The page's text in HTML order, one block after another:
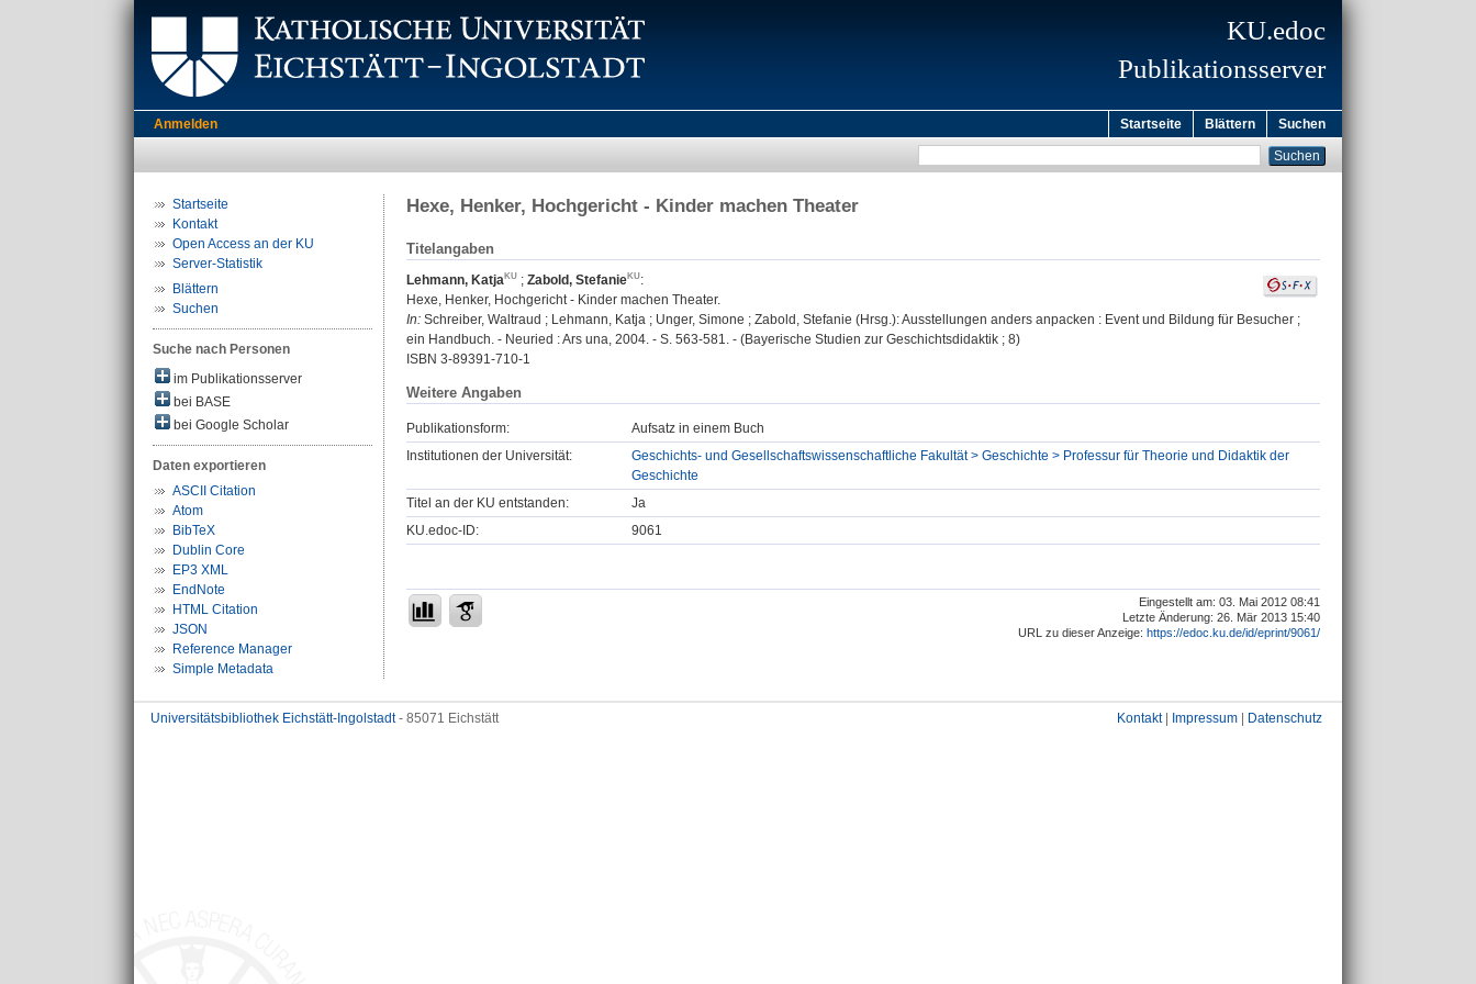
KU.edoc
Publikationsserver
Anmelden Startseite Blättern Suchen
Startseite
Kontakt
Open Access an der KU
Server-Statistik
Blättern
Suchen
Suche nach Personen
im Publikationsserver
bei BASE
bei Google Scholar
Daten exportieren
ASCII Citation
Atom
BibTeX
Dublin Core
EP3 XML
EndNote
HTML Citation
JSON
Reference Manager
Simple Metadata
Hexe, Henker, Hochgericht - Kinder machen Theater
Titelangaben
Lehmann, Katja ; Zabold, Stefanie
:
Hexe, Henker, Hochgericht - Kinder machen Theater.
In: Schreiber, Waltraud ; Lehmann, Katja ; Unger, Simone ; Zabold, Stefanie (Hrsg.): Ausstellungen anders anpacken : Event und Bildung für Besucher ;
ein Handbuch. - Neuried : Ars una, 2004. - S. 563-581. - (Bayerische Studien zur Geschichtsdidaktik ; 8)
ISBN 3-89391-710-1
Weitere Angaben
Publikationsform:
Aufsatz in einem Buch
Institutionen der Universität:
Geschichts- und Gesellschaftswissenschaftliche Fakultät > Geschichte > Professur für Theorie und Didaktik der
Geschichte
Titel an der KU entstanden:
Ja
KU.edoc-ID:
9061
Eingestellt am: 03. Mai 2012 08:41
Letzte Änderung: 26. Mär 2013 15:40
URL zu dieser Anzeige: https://edoc.ku.de/id/eprint/9061/
Universitätsbibliothek Eichstätt-Ingolstadt- 85071 Eichstätt Kontakt| Impressum Datenschutz